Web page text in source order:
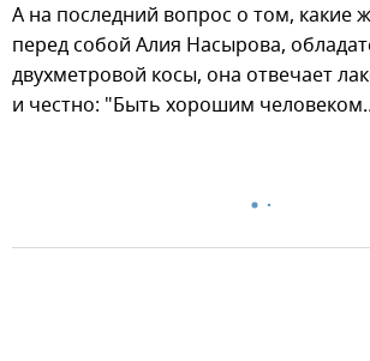
А на последний вопрос о том, какие
перед собой Алия Насырова,
двухметровой косы, она отвечает
и честно: "Быть хорошим